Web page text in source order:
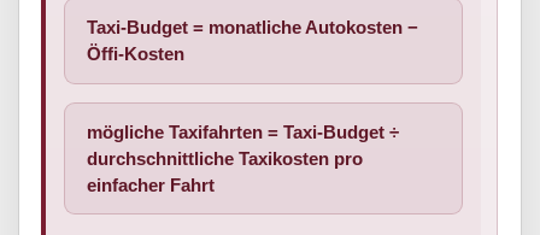
Taxi-Budget = monatliche Autokosten −
Öffi-Kosten
mögliche Taxifahrten = Taxi-Budget ÷
durchschnittliche Taxikosten pro
einfacher Fahrt